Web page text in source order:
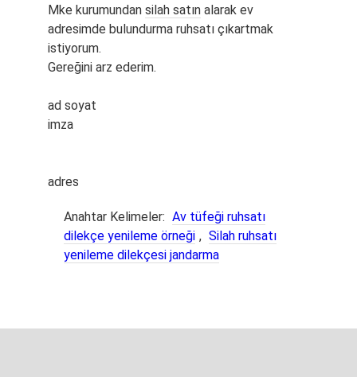
Mke kurumundan silah satın alarak ev
adresimde bulundurma ruhsatı çıkartmak
istiyorum.
Gereğini arz ederim.
ad soyat
imza
adres
Anahtar Kelimeler: Av tüfeği ruhsatı
dilekçe yenileme örneği , Silah ruhsatı
yenileme dilekçesi jandarma